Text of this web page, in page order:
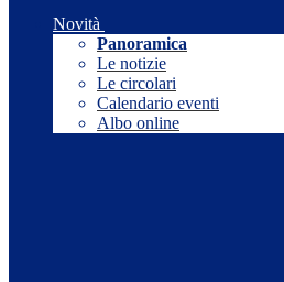
Novità
Panoramica
Le notizie
Le circolari
Calendario eventi
Albo online